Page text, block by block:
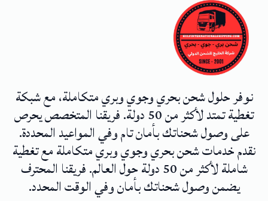
نوفر حلول شحن بحري وجوي وبري متكاملة، مع شبكة
تغطية تمتد لأكثر من 50 دولة. فريقنا المتخصص يحرص
على وصول شحناتك بأمان تام وفي المواعيد المحددة.
نقدم خدمات شحن بحري وجوي وبري متكاملة مع تغطية
شاملة لأكثر من 50 دولة حول العالم. فريقنا المحترف
يضمن وصول شحناتك بأمان وفي الوقت المحدد.